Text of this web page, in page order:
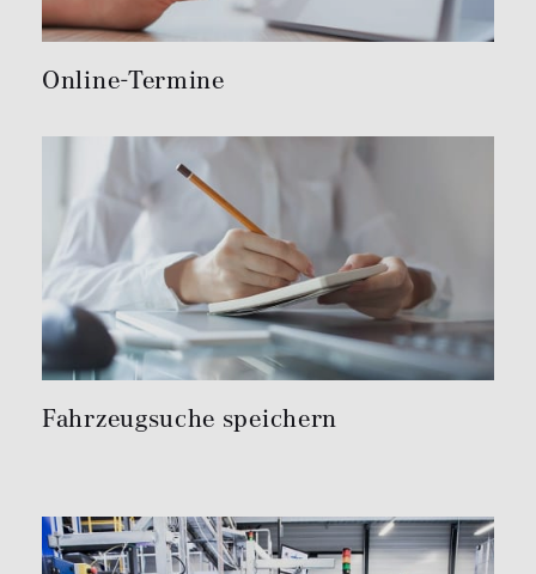
Online-Termine
Fahrzeugsuche speichern